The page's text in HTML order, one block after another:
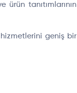
tanıtımlarının
geniş bir